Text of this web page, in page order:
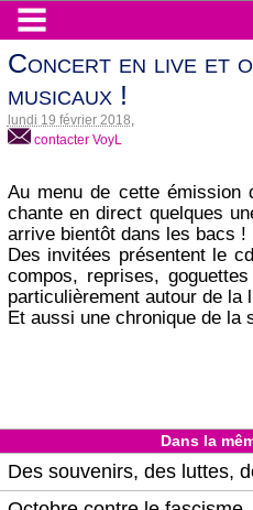
Concert en live et
musicaux !
lundi 19 février 2018
contacter VoyL
Au menu de cette émission
chante en direct quelques
arrive bientôt dans les bacs !
Des invitées présentent le
compos, reprises,
particulièrement autour de la
Et aussi une chronique de la
Dans la
Des souvenirs, des luttes,